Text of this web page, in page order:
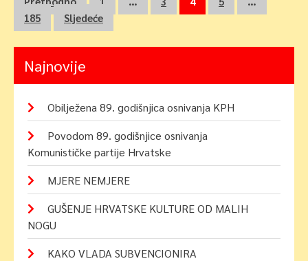
objava
185
Sljedeće
Najnovije
Obilježena 89. godišnjica osnivanja KPH
Povodom 89. godišnjice osnivanja
Komunističke partije Hrvatske
MJERE NEMJERE
GUŠENJE HRVATSKE KULTURE OD MALIH
NOGU
KAKO VLADA SUBVENCIONIRA